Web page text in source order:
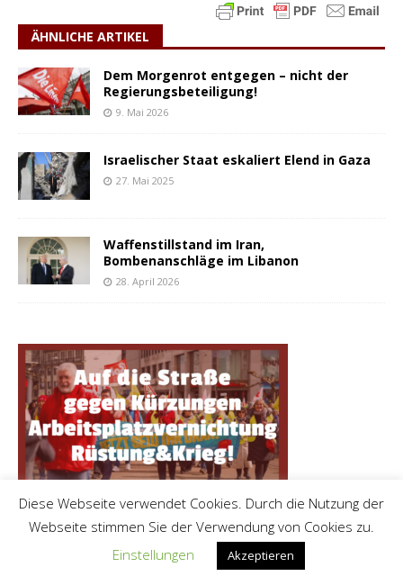
ÄHNLICHE ARTIKEL
Dem Morgenrot entgegen – nicht der
Regierungsbeteiligung!
9. Mai 2026
Israelischer Staat eskaliert Elend in Gaza
27. Mai 2025
Waffenstillstand im Iran,
Bombenanschläge im Libanon
28. April 2026
Diese Webseite verwendet Cookies. Durch die Nutzung der
Webseite stimmen Sie der Verwendung von Cookies zu.
Einstellungen
Akzeptieren